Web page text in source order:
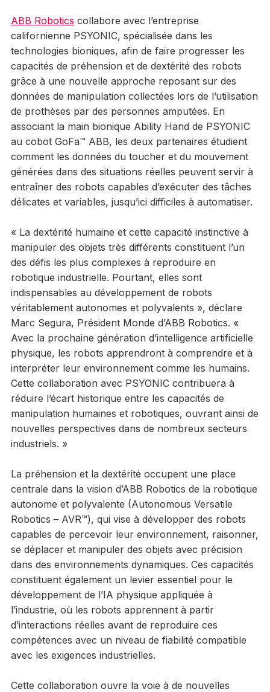
ABB Robotics collabore avec l’entreprise
californienne PSYONIC, spécialisée dans les
technologies bioniques, afin de faire progresser les
capacités de préhension et de dextérité des robots
grâce à une nouvelle approche reposant sur des
données de manipulation collectées lors de l’utilisation
de prothèses par des personnes amputées. En
associant la main bionique Ability Hand de PSYONIC
au cobot GoFa™ ABB, les deux partenaires étudient
comment les données du toucher et du mouvement
générées dans des situations réelles peuvent servir à
entraîner des robots capables d’exécuter des tâches
délicates et variables, jusqu’ici difficiles à automatiser.
« La dextérité humaine et cette capacité instinctive à
manipuler des objets très différents constituent l’un
des défis les plus complexes à reproduire en
robotique industrielle. Pourtant, elles sont
indispensables au développement de robots
véritablement autonomes et polyvalents », déclare
Marc Segura, Président Monde d’ABB Robotics. «
Avec la prochaine génération d’intelligence artificielle
physique, les robots apprendront à comprendre et à
interpréter leur environnement comme les humains.
Cette collaboration avec PSYONIC contribuera à
réduire l’écart historique entre les capacités de
manipulation humaines et robotiques, ouvrant ainsi de
nouvelles perspectives dans de nombreux secteurs
industriels. »
La préhension et la dextérité occupent une place
centrale dans la vision d’ABB Robotics de la robotique
autonome et polyvalente (Autonomous Versatile
Robotics – AVR™), qui vise à développer des robots
capables de percevoir leur environnement, raisonner,
se déplacer et manipuler des objets avec précision
dans des environnements dynamiques. Ces capacités
constituent également un levier essentiel pour le
développement de l’IA physique appliquée à
l’industrie, où les robots apprennent à partir
d’interactions réelles avant de reproduire ces
compétences avec un niveau de fiabilité compatible
avec les exigences industrielles.
Cette collaboration ouvre la voie à de nouvelles